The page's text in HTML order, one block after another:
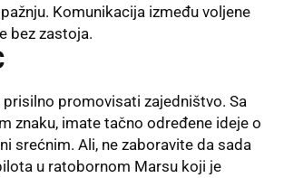
Komunikacija između voljene
bez zastoja.
promovisati zajedništvo. Sa
znaku, imate tačno određene ideje o
srećnim. Ali, ne zaboravite da sada
u ratobornom Marsu koji je